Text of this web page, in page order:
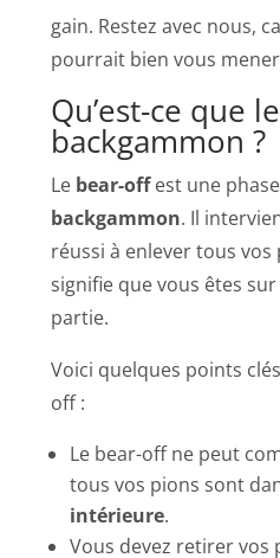
gain. Restez avec nous,
pourrait bien vous
Qu’est-ce que
backgammon ?
Le bear-offest une
backgammon. Il
réussi à enlever tous vos
signifie que vous êtes
partie.
Voici quelques points
off :
Le bear-off ne peut
tous vos pions sont
intérieure.
Vous devez retirer vos